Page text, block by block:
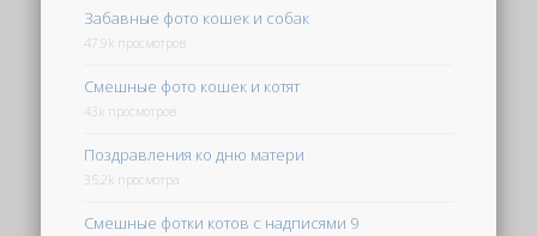
Забавные фото кошек и собак
47.9k просмотров
Смешные фото кошек и котят
43k просмотров
Поздравления ко дню матери
35.2k просмотра
Смешные фотки котов с надписями 9